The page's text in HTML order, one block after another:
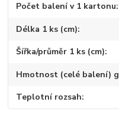
Počet balení v 1 kartonu
Délka 1 ks (cm)
Šířka/průměr 1 ks (cm)
Hmotnost (celé balení) g
Teplotní rozsah